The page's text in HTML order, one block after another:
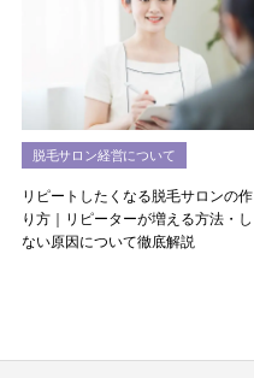
脱毛サロン経営について
リピートしたくなる脱毛サロンの作
り方｜リピーターが増える方法・し
ない原因について徹底解説